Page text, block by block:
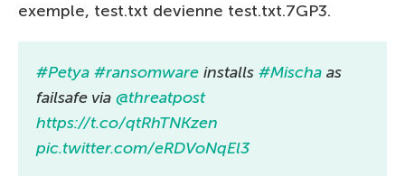
exemple, test.txt devienne test.txt.7GP3.
#Petya #ransomware installs #Mischa as
failsafe via @threatpost
https://t.co/qtRhTNKzen
pic.twitter.com/eRDVoNqEl3